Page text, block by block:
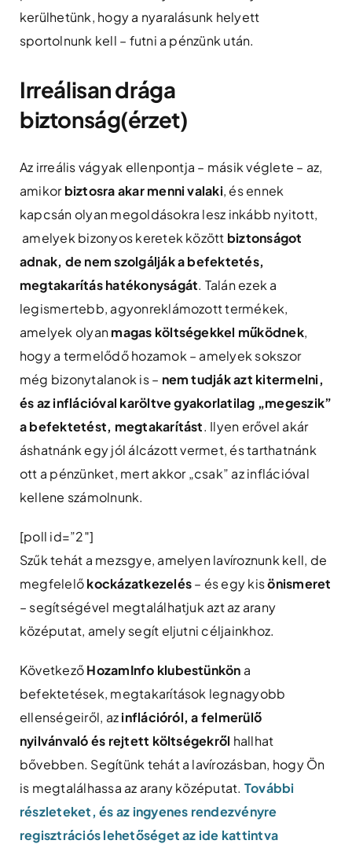
kerülhetünk, hogy a nyaralásunk helyett
sportolnunk kell – futni a pénzünk után.
Irreálisan drága
biztonság(érzet)
Az irreális vágyak ellenpontja – másik véglete – az,
amikorbiztosra akar menni valaki, és ennek
kapcsán olyan megoldásokra lesz inkább nyitott,
amelyek bizonyos keretek között biztonságot
adnak, de nem szolgálják a befektetés,
megtakarítás hatékonyságát. Talán ezek a
legismertebb, agyonreklámozott termékek,
amelyek olyanmagas költségekkel működnek,
hogy a termelődő hozamok – amelyek sokszor
még bizonytalanok is – nem tudják azt kitermelni,
és az inflációval karöltve gyakorlatilag „megeszik”
a befektetést, megtakarítást. Ilyen erővel akár
áshatnánk egy jól álcázott vermet, és tarthatnánk
ott a pénzünket, mert akkor „csak” az inflációval
kellene számolnunk.
[poll id=”2″]
Szűk tehát a mezsgye, amelyen lavíroznunk kell, de
megfelelőkockázatkezelés– és egy kisönismeret
– segítségével megtalálhatjuk azt az arany
középutat, amely segít eljutni céljainkhoz.
KövetkezőHozamInfo klubestünkön a
befektetések, megtakarítások legnagyobb
ellenségeiről, azinflációról, a felmerülő
nyilvánvaló és rejtett költségekről hallhat
bővebben. Segítünk tehát a lavírozásban, hogy Ön
is megtalálhassa az arany középutat. További
részleteket, és az ingyenes rendezvényre
regisztrációs lehetőséget az ide kattintva